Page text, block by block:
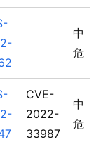
中
危
CVE-
2022-
33987
中
危